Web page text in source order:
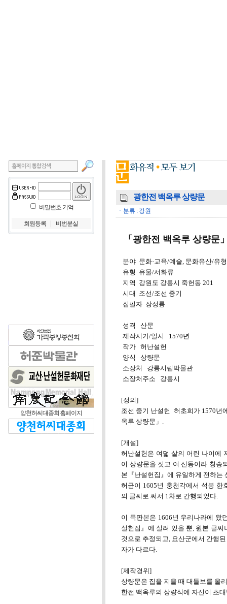
비밀번호 기억
회원등록 비번분실
양천허씨대종회 홈페이지
광한전 백옥루 상량문
ㆍ분류 : 강원
「광한전 백옥루 상량문
분야 문화·교육/예술, 문화유산/유
유형 유물/서화류
지역 강원도 강릉시 죽헌동 201
시대 조선/조선 중기
집필자 장정룡
성격 산문
제작시기/일시 1570년
작가 허난설헌
양식 상량문
소장처 강릉시립박물관
소장처주소 강릉시
[정의]
조선 중기 난설헌 허초희가 1570년
옥루 상량문」.
[개설]
허난설헌은 여덟 살의 어린 나이에
이 상량문을 짓고 여 신동이라 칭송
본『난설헌집』에 유일하게 전하는
허균이 1605년 충천각에서 석봉 한
의 글씨로 써서 1차로 간행되었다.
이 목판본은 1606년 우리나라에 왔
설헌집』에 실려 있을 뿐, 원본 글
것으로 추정되고, 요산군에서 간행
자가 다르다.
[제작경위]
상량문은 집을 지을 때 대들보를 올
한전 백옥루의 상량식에 자신이 초